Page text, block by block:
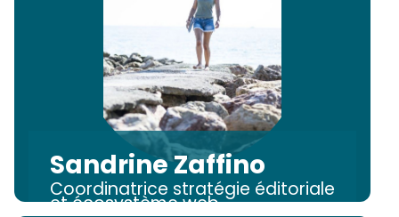
Sandrine Zaffino
Coordinatrice stratégie éditoriale
et écosystème web